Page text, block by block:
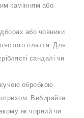
камінням або
або човники
плаття. Для
сандалі чи
обробкою
Вибирайте
як чорний чи